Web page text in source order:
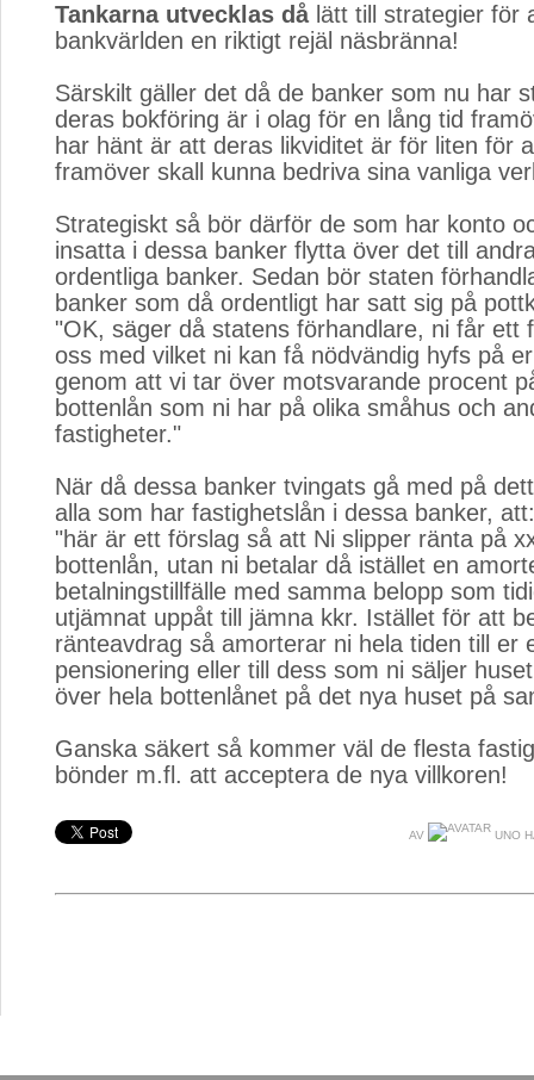
Tankarna utvecklas dålätt till strategier för
bankvärlden en riktigt rejäl näsbränna!
Särskilt gäller det då de banker som nu har
deras bokföring är i olag för en lång tid
har hänt är att deras likviditet är för liten för
framöver skall kunna bedriva sina vanliga
Strategiskt så bör därför de som har konto
insatta i dessa banker flytta över det till
ordentliga banker. Sedan bör staten
banker som då ordentligt har satt sig på
"OK, säger då statens förhandlare, ni får ett
oss med vilket ni kan få nödvändig hyfs på
genom att vi tar över motsvarande procent
bottenlån som ni har på olika småhus och
fastigheter."
När då dessa banker tvingats gå med på
alla som har fastighetslån i dessa banker, att:
"här är ett förslag så att Ni slipper ränta på
bottenlån, utan ni betalar då istället en
betalningstillfälle med samma belopp som
utjämnat uppåt till jämna kkr. Istället för att
ränteavdrag så amorterar ni hela tiden till er
pensionering eller till dess som ni säljer
över hela bottenlånet på det nya huset på
Ganska säkert så kommer väl de flesta
bönder m.fl. att acceptera de nya villkoren!
AV UNO